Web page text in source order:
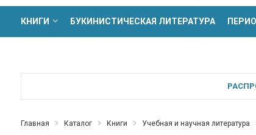
КНИГИ БУКИНИСТИЧЕСКАЯ ЛИТЕРАТУРА
Главная Каталог Книги Учебная и научная литература